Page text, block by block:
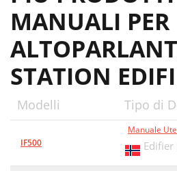
MANUALI PER
STATION
Modelli Tipo di
IF500
Manuale
Edifier